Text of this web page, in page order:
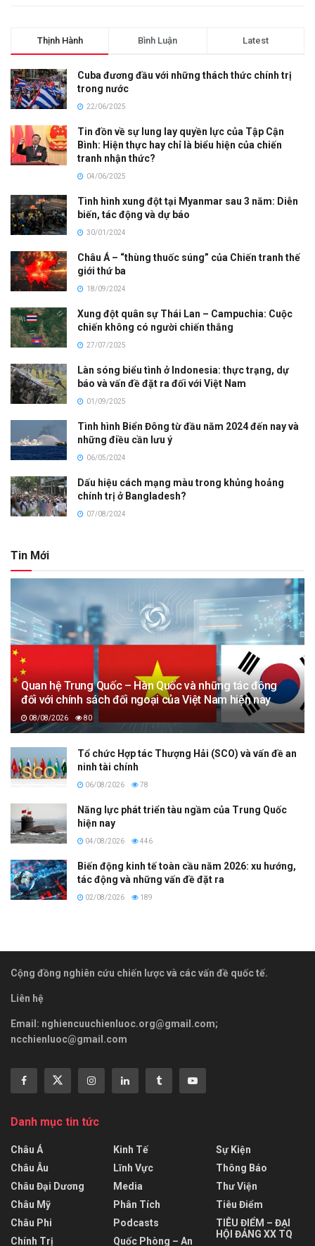
Thịnh Hành Bình Luận Latest
Cuba đương đầu với những thách thức chính trị
trong nước
22/06/2025
Tin đồn về sự lung lay quyền lực của Tập Cận
Bình: Hiện thực hay chỉ là biểu hiện của chiến
tranh nhận thức?
04/06/2025
Tình hình xung đột tại Myanmar sau 3 năm: Diễn
biến, tác động và dự báo
30/01/2024
Châu Á – “thùng thuốc súng” của Chiến tranh thế
giới thứ ba
18/09/2024
Xung đột quân sự Thái Lan – Campuchia: Cuộc
chiến không có người chiến thắng
27/07/2025
Làn sóng biểu tình ở Indonesia: thực trạng, dự
báo và vấn đề đặt ra đối với Việt Nam
01/09/2025
Tình hình Biển Đông từ đầu năm 2024 đến nay và
những điều cần lưu ý
06/05/2024
Dấu hiệu cách mạng màu trong khủng hoảng
chính trị ở Bangladesh?
07/08/2024
Tin Mới
Quan hệ Trung Quốc – Hàn Quốc và những tác động
đối với chính sách đối ngoại của Việt Nam hiện nay
08/08/2026 80
Tổ chức Hợp tác Thượng Hải (SCO) và vấn đề an
ninh tài chính
06/08/2026 78
Năng lực phát triển tàu ngầm của Trung Quốc
hiện nay
04/08/2026 446
Biến động kinh tế toàn cầu năm 2026: xu hướng,
tác động và những vấn đề đặt ra
02/08/2026 189
Cộng đồng nghiên cứu chiến lược và các vấn đề quốc tế.
Liên hệ
Email: nghiencuuchienluoc.org@gmail.com;
ncchienluoc@gmail.com
Danh mục tin tức
Châu Á
Châu Âu
Châu Đại Dương
Châu Mỹ
Châu Phi
Chính Trị
Kinh Tế
Lĩnh Vực
Media
Phân Tích
Podcasts
Quốc Phòng – An
Sự Kiện
Thông Báo
Thư Viện
Tiêu Điểm
TIÊU ĐIỂM – ĐẠI
HỘI ĐẢNG XX TQ